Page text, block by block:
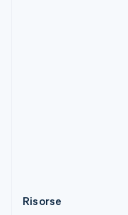
Risorse